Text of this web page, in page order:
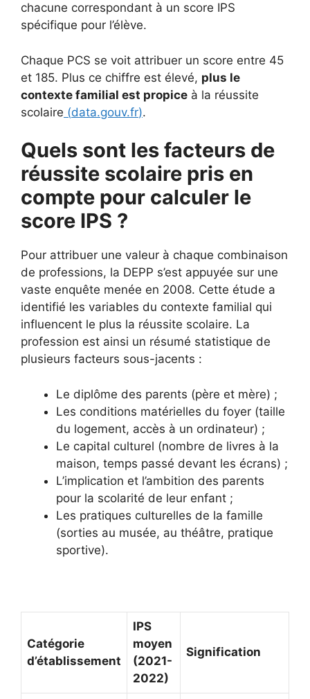
chacune correspondant à un score IPS
spécifique pour l’élève.
Chaque PCS se voit attribuer un score entre 45
et 185. Plus ce chiffre est élevé, plus le
contexte familial est propice à la réussite
scolaire (data.gouv.fr).
Quels sont les facteurs de
réussite scolaire pris en
compte pour calculer le
score IPS ?
Pour attribuer une valeur à chaque combinaison
de professions, la DEPP s’est appuyée sur une
vaste enquête menée en 2008. Cette étude a
identifié les variables du contexte familial qui
influencent le plus la réussite scolaire. La
profession est ainsi un résumé statistique de
plusieurs facteurs sous-jacents :
Le diplôme des parents (père et mère) ;
Les conditions matérielles du foyer (taille
du logement, accès à un ordinateur) ;
Le capital culturel (nombre de livres à la
maison, temps passé devant les écrans) ;
L’implication et l’ambition des parents
pour la scolarité de leur enfant ;
Les pratiques culturelles de la famille
(sorties au musée, au théâtre, pratique
sportive).
Catégorie
d’établissement
IPS
moyen
(2021-
2022)
Signification